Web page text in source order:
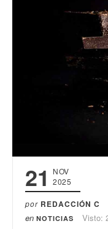
21
NOV
2025
por REDACCIÓN C
en NOTICIAS Visto: